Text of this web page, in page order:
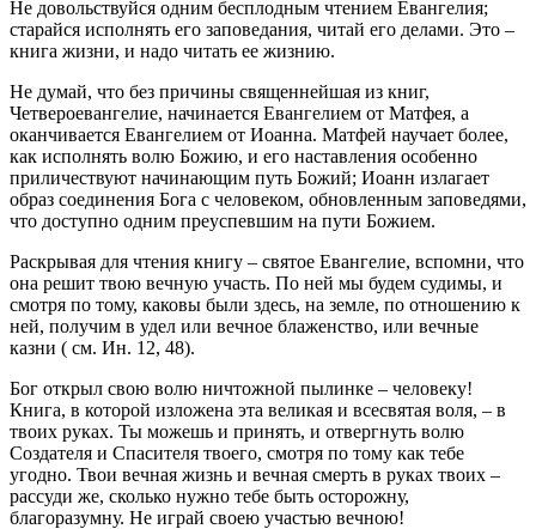
Не довольствуйся одним бесплодным чтением Евангелия;
старайся исполнять его заповедания, читай его делами. Это –
книга жизни, и надо читать ее жизнию.
Не думай, что без причины священнейшая из книг,
Четвероевангелие, начинается Евангелием от Матфея, а
оканчивается Евангелием от Иоанна. Матфей научает более,
как исполнять волю Божию, и его наставления особенно
приличествуют начинающим путь Божий; Иоанн излагает
образ соединения Бога с человеком, обновленным заповедями,
что доступно одним преуспевшим на пути Божием.
Раскрывая для чтения книгу – святое Евангелие, вспомни, что
она решит твою вечную участь. По ней мы будем судимы, и
смотря по тому, каковы были здесь, на земле, по отношению к
ней, получим в удел или вечное блаженство, или вечные
казни ( см. Ин. 12, 48).
Бог открыл свою волю ничтожной пылинке – человеку!
Книга, в которой изложена эта великая и всесвятая воля, – в
твоих руках. Ты можешь и принять, и отвергнуть волю
Создателя и Спасителя твоего, смотря по тому как тебе
угодно. Твои вечная жизнь и вечная смерть в руках твоих –
рассуди же, сколько нужно тебе быть осторожну,
благоразумну. Не играй своею участью вечною!